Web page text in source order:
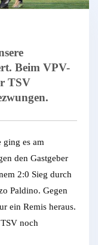
Beim VPV-
TSV
ging es am
den Gastgeber
2:0 Sieg durch
Paldino. Gegen
ein Remis heraus.
noch